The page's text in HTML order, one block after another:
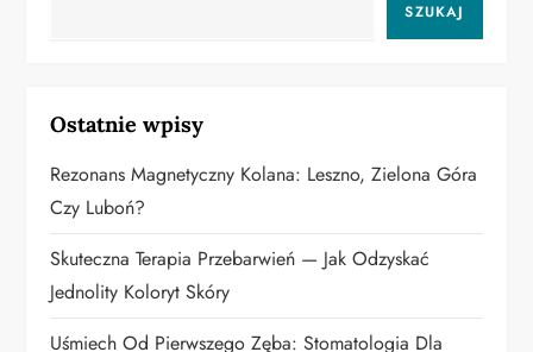
j
a
w
p
i
SZUKAJ
Ostatnie wpisy
Rezonans Magnetyczny Kolana: Leszno, Zielona Góra
Czy Luboń?
Skuteczna Terapia Przebarwień — Jak Odzyskać
Jednolity Koloryt Skóry
Uśmiech Od Pierwszego Zęba: Stomatologia Dla